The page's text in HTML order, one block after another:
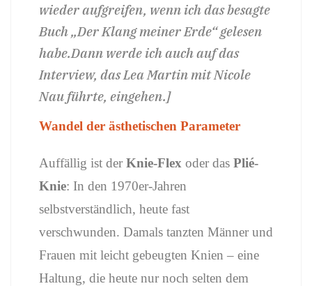
wieder aufgreifen, wenn ich das besagte
Buch „Der Klang meiner Erde“ gelesen
habe.Dann werde ich auch auf das
Interview, das Lea Martin mit Nicole
Nau führte, eingehen.]
Wandel der ästhetischen Parameter
Auffällig ist der Knie-Flex oder das Plié-
Knie: In den 1970er-Jahren
selbstverständlich, heute fast
verschwunden. Damals tanzten Männer und
Frauen mit leicht gebeugten Knien – eine
Haltung, die heute nur noch selten dem